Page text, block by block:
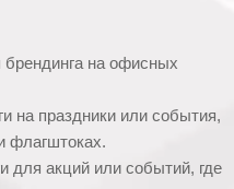
на офисных
на праздники или события,
флагштоках.
для акций или событий, где